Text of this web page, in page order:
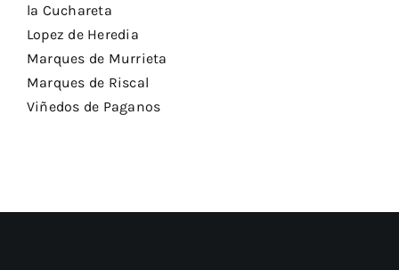
la Cuchareta
Lopez de Heredia
Marques de Murrieta
Marques de Riscal
Viñedos de Paganos